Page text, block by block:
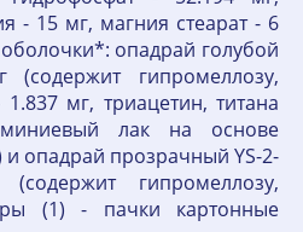
- 15 мг, магния стеарат - 6
опадрай голубой
(содержит гипромеллозу,
мг, триацетин, титана
лак на основе
и опадрай прозрачный YS-2-
гипромеллозу,
(1) - пачки картонные